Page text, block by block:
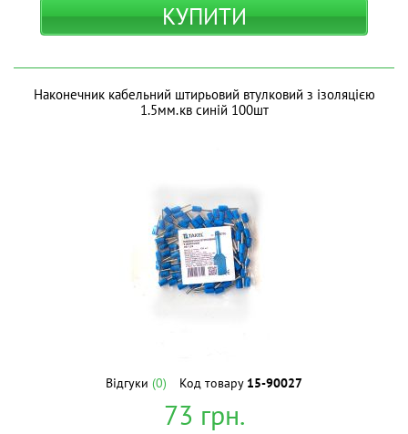
КУПИТИ
Наконечник кабельний штирьовий втулковий з ізоляцією
1.5мм.кв синій 100шт
Відгуки (0) Код товару 15-90027
73 грн.